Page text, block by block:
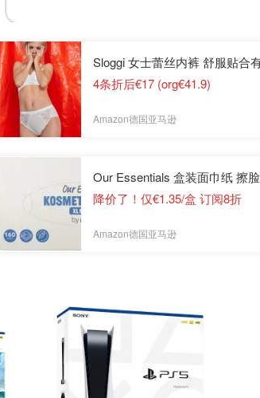
Sloggi 女士蕾丝内裤 舒服贴合
4条折后€17 (org€41.9)
Amazon德国亚马逊
Our Essentials 盒装面巾纸 擦
降价了！仅€1.35/盒 订阅8折
Amazon德国亚马逊